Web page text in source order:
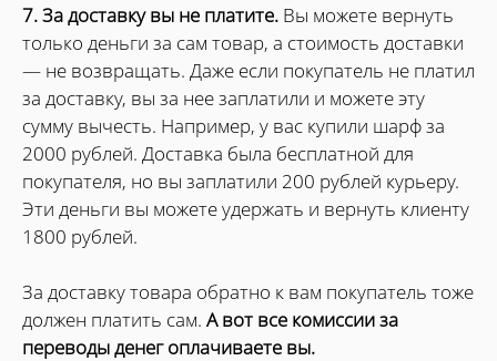
7. За доставку вы не платите. Вы можете вернуть
только деньги за сам товар, а стоимость доставки
— не возвращать. Даже если покупатель не платил
за доставку, вы за нее заплатили и можете эту
сумму вычесть. Например, у вас купили шарф за
2000 рублей. Доставка была бесплатной для
покупателя, но вы заплатили 200 рублей курьеру.
Эти деньги вы можете удержать и вернуть клиенту
1800 рублей.
За доставку товара обратно к вам покупатель тоже
должен платить сам. А вот все комиссии за
переводы денег оплачиваете вы.